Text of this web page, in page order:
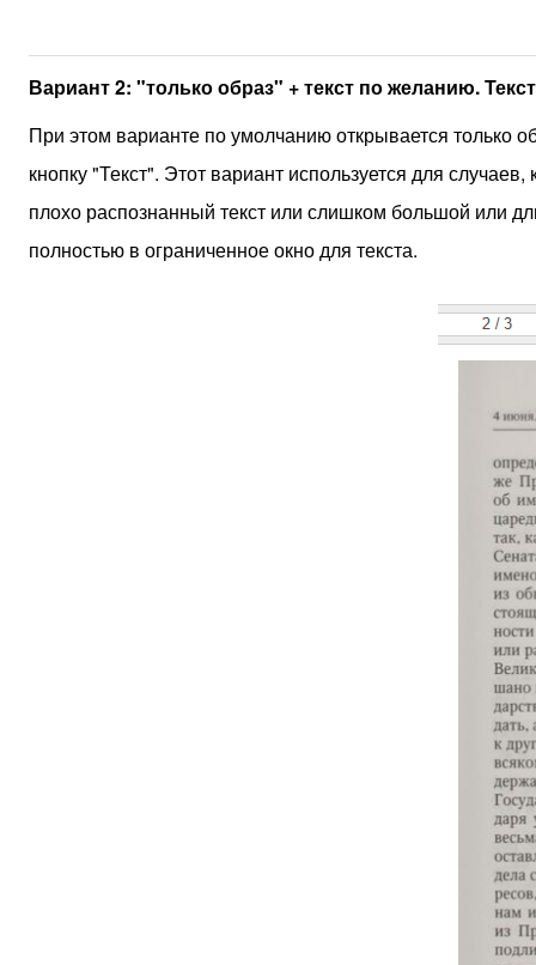
Вариант 2: "только образ" + текст по желанию.
При этом варианте по умолчанию открывается только
кнопку "Текст". Этот вариант используется для
плохо распознанный текст или слишком большой или
полностью в ограниченное окно для текста.